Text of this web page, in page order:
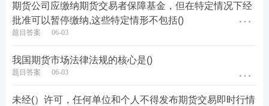
期货公司应缴纳期货交易者保障基金，但在特定情况下经
批准可以暂停缴纳,这些特定情形不包括()
题目答案 06-03
我国期货市场法律法规的核心是()
题目答案 06-03
未经(）许可，任何单位和个人不得发布期货交易即时行情